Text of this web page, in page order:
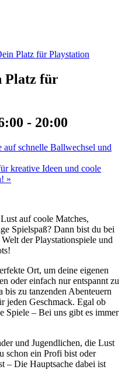
Platz für Playstation
Platz für
- 20:00
auf schnelle Ballwechsel und
kreative Ideen und coole
»
auf coole Matches,
Spielspaß? Dann bist du bei
der Playstationspiele und
Ort, um deine eigenen
oder einfach nur entspannt zu
zu tanzenden Abenteuern
jeden Geschmack. Egal ob
Spiele – Bei uns gibt es immer
und Jugendlichen, die Lust
schon ein Profi bist oder
– Die Hauptsache dabei ist